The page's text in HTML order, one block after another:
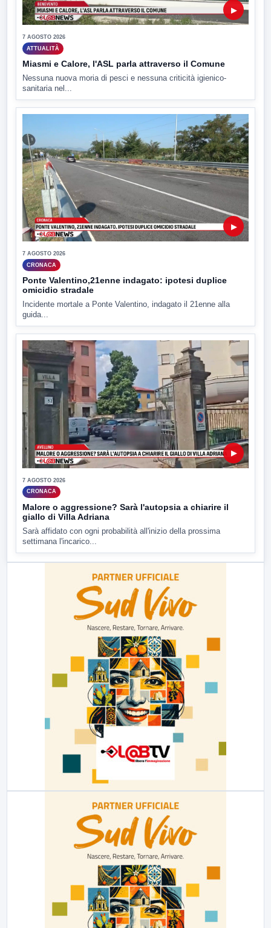
▶
7 AGOSTO 2026
ATTUALITÀ
Miasmi e Calore, l'ASL parla attraverso il Comune
Nessuna nuova moria di pesci e nessuna criticità igienico-
sanitaria nel...
▶
7 AGOSTO 2026
CRONACA
Ponte Valentino,21enne indagato: ipotesi duplice
omicidio stradale
Incidente mortale a Ponte Valentino, indagato il 21enne alla
guida...
▶
7 AGOSTO 2026
CRONACA
Malore o aggressione? Sarà l'autopsia a chiarire il
giallo di Villa Adriana
Sarà affidato con ogni probabilità all'inizio della prossima
settimana l'incarico...